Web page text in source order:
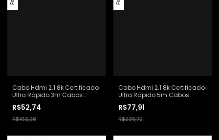
Cabo Hdmi 2.1 8k Certificado
Ultra Rápido 3m Cabos
R$52,74
R$162,28
Cabo Hdmi 2.1 8k Certificado
Ultra Rápido 5m Cabos
R$77,91
R$239,72